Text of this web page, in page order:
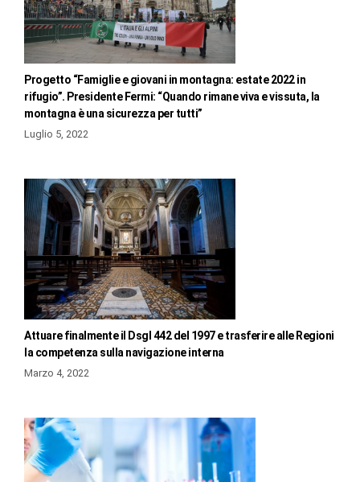
Progetto “Famiglie e giovani in montagna: estate 2022 in
rifugio”. Presidente Fermi: “Quando rimane viva e vissuta, la
montagna è una sicurezza per tutti”
Luglio 5, 2022
Attuare finalmente il Dsgl 442 del 1997 e trasferire alle Regioni
la competenza sulla navigazione interna
Marzo 4, 2022